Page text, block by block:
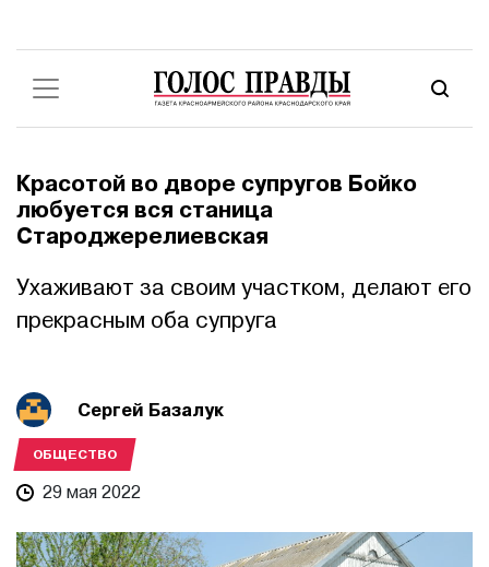
Красотой во дворе супругов Бойко
любуется вся станица
Староджерелиевская
Ухаживают за своим участком, делают его
прекрасным оба супруга
Сергей Базалук
ОБЩЕСТВО
29 мая 2022